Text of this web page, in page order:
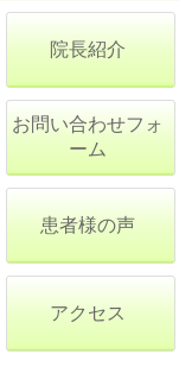
院長紹介
お問い合わせフォ
ーム
患者様の声
アクセス